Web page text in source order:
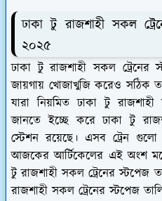
ঢাকা টু রাজশাহী সকল
২০২৫
ঢাকা টু রাজশাহী সকল
জায়গায় খোজাখুজি করেও সঠিক
যারা নিয়মিত ঢাকা টু
জানতে ইচ্ছে করে ঢাকা টু
স্টেশন রয়েছে। এসব ট্রেন
আজকের আর্টিকেলের এই অংশ
টু রাজশাহী সকল ট্রেনের স্টপেজ
রাজশাহী সকল ট্রেনের স্টপেজ